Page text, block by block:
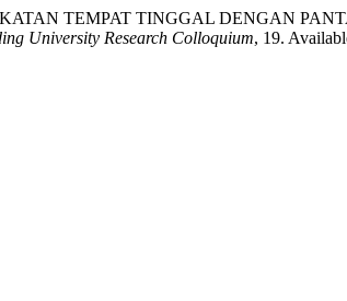
TEMPAT TINGGAL DENGAN
University Research Colloquium, 19.